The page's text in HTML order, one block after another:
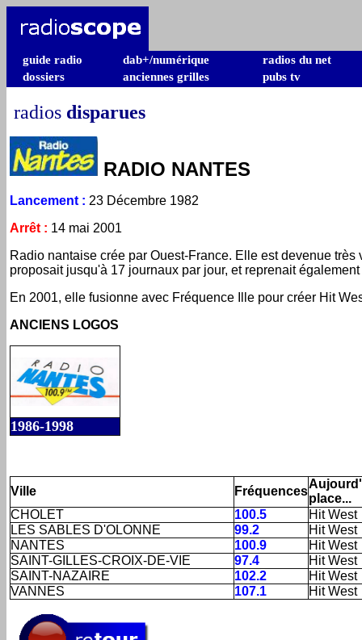
guide radio dab+/numérique
radios du net
dossiers
anciennes grilles pubs tv
radios disparues
RADIO NANTES
Lancement : 23 Décembre 1982
Arrêt : 14 mai 2001
Radio nantaise crée par Ouest-France. Elle est devenue
proposait jusqu'à 17 journaux par jour, et reprenait
En 2001, elle fusionne avec Fréquence Ille pour créer Hit
ANCIENS LOGOS
1986-1998
Ville Fréquences
place...
CHOLET
100.5
Hit West
LES SABLES D'OLONNE
99.2
Hit West
NANTES
100.9
Hit West
SAINT-GILLES-CROIX-DE-VIE
97.4
Hit West
SAINT-NAZAIRE
102.2
Hit West
VANNES
107.1 Hit West